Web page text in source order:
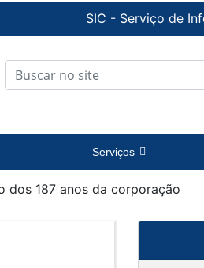
SIC - Serviço de
Serviços
dos 187 anos da corporação